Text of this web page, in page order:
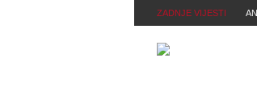
ZADNJE VIJESTI